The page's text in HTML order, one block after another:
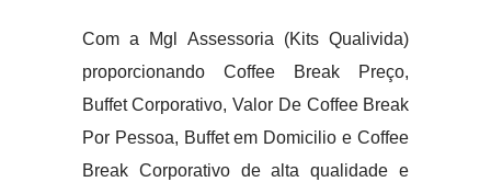
Com a Mgl Assessoria (Kits Qualivida)
proporcionando Coffee Break Preço,
Buffet Corporativo, Valor De Coffee Break
Por Pessoa, Buffet em Domicilio e Coffee
Break Corporativo de alta qualidade e